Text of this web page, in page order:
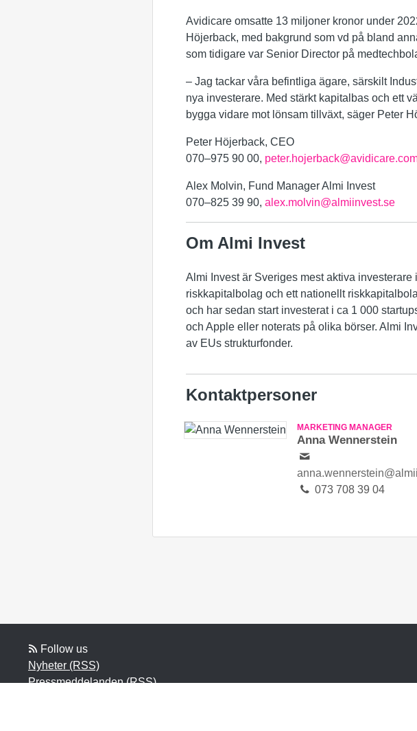
Avidicare omsatte 13 miljoner kronor under
Höjerback, med bakgrund som vd på bland
som tidigare var Senior Director på
– Jag tackar våra befintliga ägare, särskilt
nya investerare. Med stärkt kapitalbas och ett
bygga vidare mot lönsam tillväxt, säger Peter
Peter Höjerback, CEO
070–975 90 00,
Alex Molvin, Fund Manager Almi Invest
070–825 39 90, alex.molvin@almiinvest.se
Om Almi Invest
Almi Invest är Sveriges mest aktiva
riskkapitalbolag och ett nationellt
och har sedan start investerat i ca 1 000
och Apple eller noterats på olika börser. Almi
av EUs strukturfonder.
Kontaktpersoner
MARKETING MANAGER
Anna Wennerstein
073 708 39 04
Follow us
Nyheter (RSS)
Pressmeddelanden (RSS)